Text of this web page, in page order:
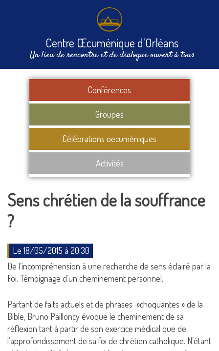
Centre Œcuménique d'Orléans
Un lieu de rencontre et de dialogue ouvert à tous
Conférences
Groupes
Célébrations oecuméniques
Activités
Sens chrétien de la souffrance
?
Le 18/05/2015 à 20:30
De l’incompréhension à une recherche de sens éclairé par la
Foi. Témoignage d’un cheminement personnel.
Partant de faits actuels et de phrases »choquantes » de la
Bible, Bruno Pailloncy évoque le cheminement de sa
réflexion tant à partir de son exercice médical que de
l’approfondissement de sa foi de chrétien catholique. N’étant